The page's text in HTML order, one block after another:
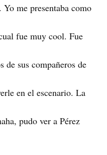
me presentaba como
fue muy cool. Fue
de sus compañeros de
en el escenario. La
pudo ver a Pérez